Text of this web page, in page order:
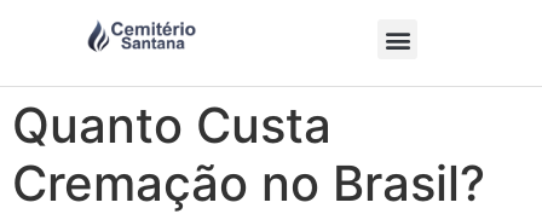
Quanto Custa
Cremação no Brasil?